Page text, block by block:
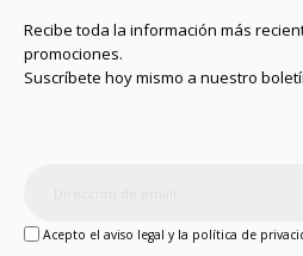
Recibe toda la información más
promociones.
Suscríbete hoy mismo a nuestro
Acepto el aviso legal y la política de